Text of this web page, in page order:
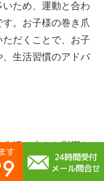
ため、運動と合わ
。お子様の巻き爪
だくことで、お子
生活習慣のアドバ
活に大きな影響を
運動や正しい歩き